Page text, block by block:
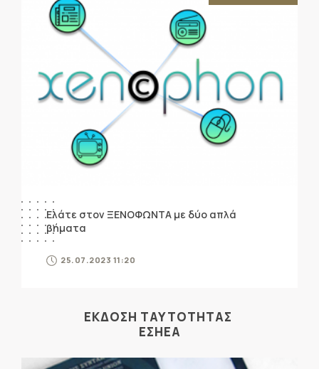
Ελάτε στον ΞΕΝΟΦΩΝΤΑ με δύο απλά
βήματα
25.07.2023 11:20
ΕΚΔΟΣΗ ΤΑΥΤΟΤΗΤΑΣ
ΕΣΗΕΑ